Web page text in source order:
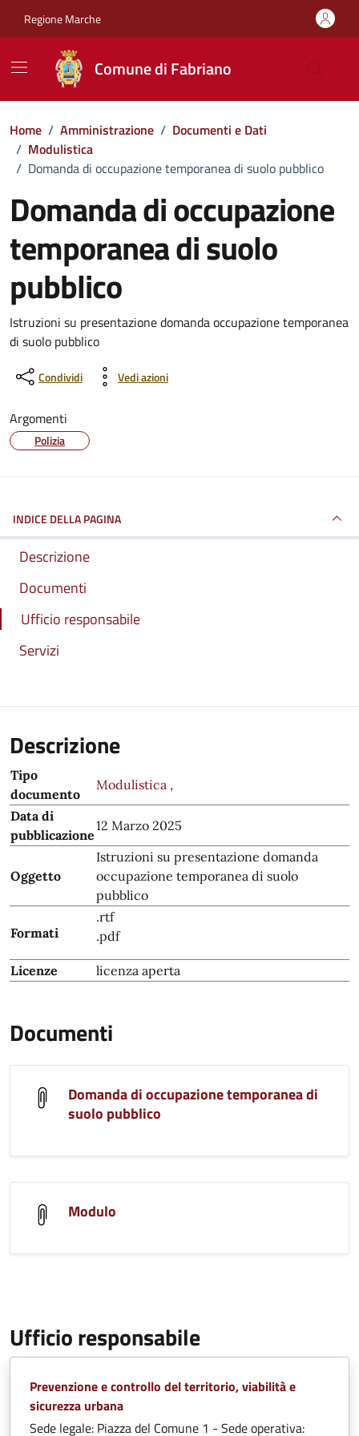
Regione Marche
Comune di Fabriano
Home / Amministrazione / Documenti e Dati
/ Modulistica
/ Domanda di occupazione temporanea di suolo pubblico
Domanda di occupazione
temporanea di suolo
pubblico
Dettagli del documento
Istruzioni su presentazione domanda occupazione temporanea
di suolo pubblico
Condividi Vedi azioni
Argomenti
Polizia
INDICE DELLA PAGINA
Descrizione
Documenti
Ufficio responsabile
Servizi
Descrizione
Tipo
documento
Modulistica ,
Data di
pubblicazione
12 Marzo 2025
Oggetto
Istruzioni su presentazione domanda
occupazione temporanea di suolo
pubblico
Formati
.rtf
.pdf
Licenze licenza aperta
Documenti
Domanda di occupazione temporanea di
suolo pubblico
Modulo
Ufficio responsabile
Prevenzione e controllo del territorio, viabilità e
sicurezza urbana
Sede legale: Piazza del Comune 1 - Sede operativa: